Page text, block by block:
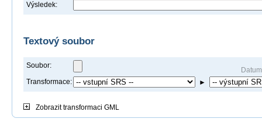
Výsledek:
Textový soubor
Soubor:
Transformace:
►
Zobrazittransformaci GML